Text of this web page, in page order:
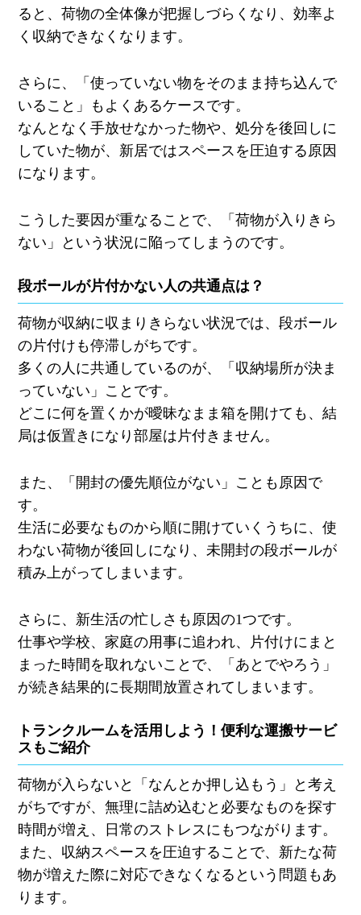
ると、荷物の全体像が把握しづらくなり、効率よ
く収納できなくなります。
さらに、「使っていない物をそのまま持ち込んで
いること」もよくあるケースです。
なんとなく手放せなかった物や、処分を後回しに
していた物が、新居ではスペースを圧迫する原因
になります。
こうした要因が重なることで、「荷物が入りきら
ない」という状況に陥ってしまうのです。
段ボールが片付かない人の共通点は？
荷物が収納に収まりきらない状況では、段ボール
の片付けも停滞しがちです。
多くの人に共通しているのが、「収納場所が決ま
っていない」ことです。
どこに何を置くかが曖昧なまま箱を開けても、結
局は仮置きになり部屋は片付きません。
また、「開封の優先順位がない」ことも原因で
す。
生活に必要なものから順に開けていくうちに、使
わない荷物が後回しになり、未開封の段ボールが
積み上がってしまいます。
さらに、新生活の忙しさも原因の1つです。
仕事や学校、家庭の用事に追われ、片付けにまと
まった時間を取れないことで、「あとでやろう」
が続き結果的に長期間放置されてしまいます。
トランクルームを活用しよう！便利な運搬サービ
スもご紹介
荷物が入らないと「なんとか押し込もう」と考え
がちですが、無理に詰め込むと必要なものを探す
時間が増え、日常のストレスにもつながります。
また、収納スペースを圧迫することで、新たな荷
物が増えた際に対応できなくなるという問題もあ
ります。